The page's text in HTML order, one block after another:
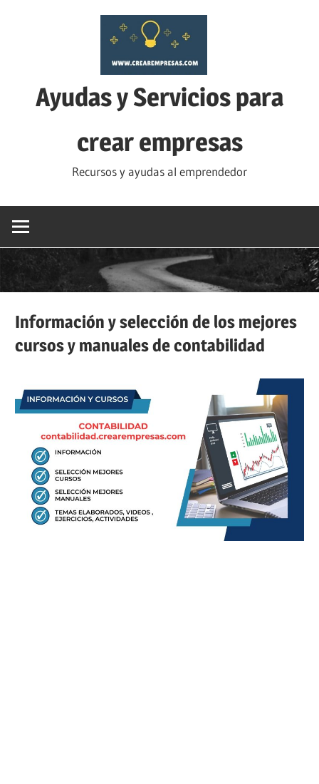
Ayudas y Servicios para
crear empresas
Recursos y ayudas al emprendedor
Información y selección de los mejores
cursos y manuales de contabilidad